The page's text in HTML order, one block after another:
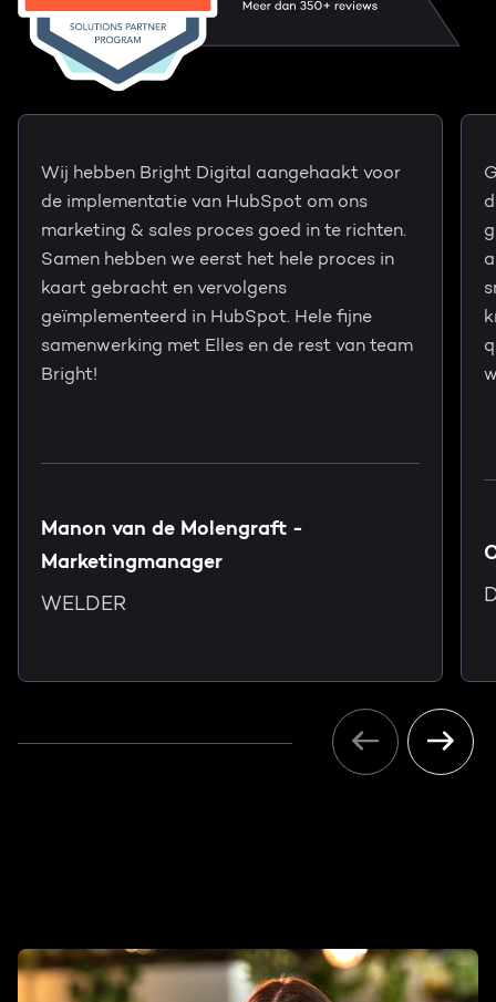
Wij hebben Bright Digital aangehaakt voor
de implementatie van HubSpot om ons
marketing & sales proces goed in te richten.
Samen hebben we eerst het hele proces in
kaart gebracht en vervolgens
geïmplementeerd in HubSpot. Hele fijne
samenwerking met Elles en de rest van team
Bright!
Manon van de Molengraft -
Marketingmanager
WELDER